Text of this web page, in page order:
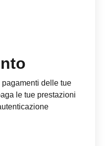
delle tue
le tue prestazioni